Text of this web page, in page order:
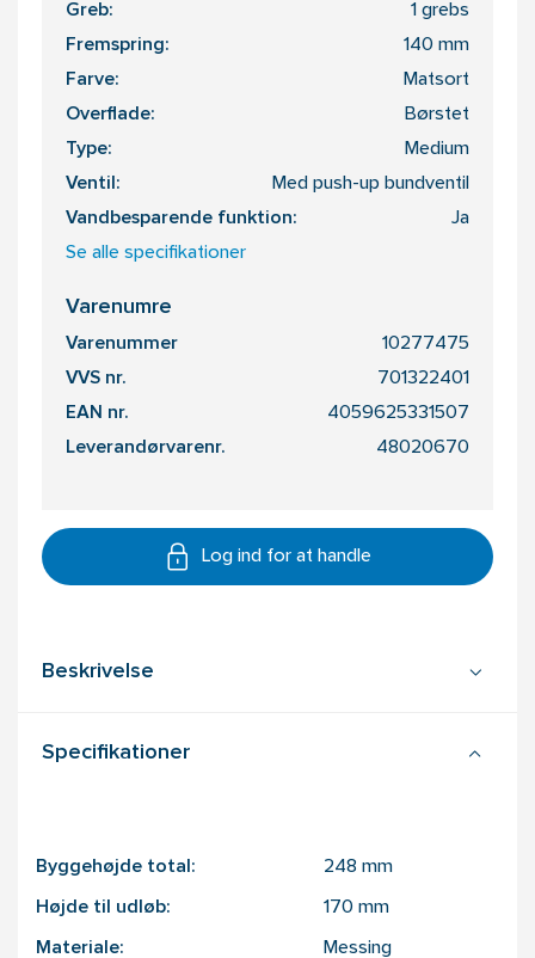
Greb: 1 grebs
Fremspring: 140 mm
Farve: Matsort
Overflade: Børstet
Type: Medium
Ventil: Med push-up bundventil
Vandbesparende funktion: Ja
Se alle specifikationer
Varenumre
Varenummer 10277475
VVS nr. 701322401
EAN nr. 4059625331507
Leverandørvarenr. 48020670
Log ind for at handle
Beskrivelse
Specifikationer
Byggehøjde total: 248 mm
Højde til udløb: 170 mm
Materiale: Messing